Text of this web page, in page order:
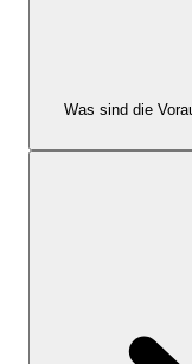
Was sind die